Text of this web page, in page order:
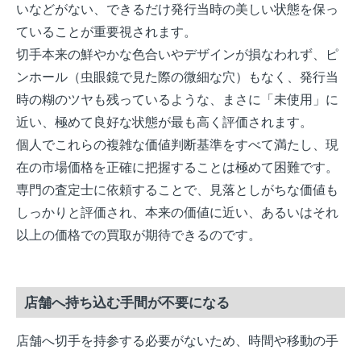
いなどがない、できるだけ発行当時の美しい状態を保っ
ていることが重要視されます。
切手本来の鮮やかな色合いやデザインが損なわれず、ピ
ンホール（虫眼鏡で見た際の微細な穴）もなく、発行当
時の糊のツヤも残っているような、まさに「未使用」に
近い、極めて良好な状態が最も高く評価されます。
個人でこれらの複雑な価値判断基準をすべて満たし、現
在の市場価格を正確に把握することは極めて困難です。
専門の査定士に依頼することで、見落としがちな価値も
しっかりと評価され、本来の価値に近い、あるいはそれ
以上の価格での買取が期待できるのです。
店舗へ持ち込む手間が不要になる
店舗へ切手を持参する必要がないため、時間や移動の手